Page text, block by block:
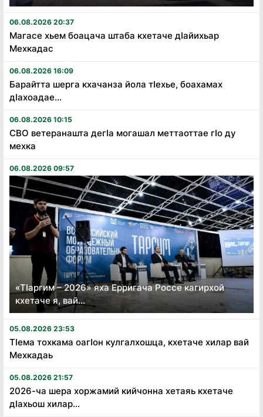
06.08.2026 20:37
Магасе хьем боацача штаба кхетаче дӏайихьар
Мехкадас
06.08.2026 16:09
Барайтта шерга кхачанза йола тӏехье, боахамах
дӏахоадае...
06.08.2026 10:15
СВО ветеранашта дегӏа могашал меттаоттае гӏо ду
мехка
06.08.2026 09:57
«Тӏаргим – 2026» яха Ерригача Россе кагирхой
кхетаче я, вай...
05.08.2026 23:53
Тӏема тохкама оагӏон кулгалхошца, кхетаче хилар вай
Мехкадаь
05.08.2026 21:57
2026-ча шера хоржамий кийчонна хетаяь кхетаче
дӏахьош хилар...